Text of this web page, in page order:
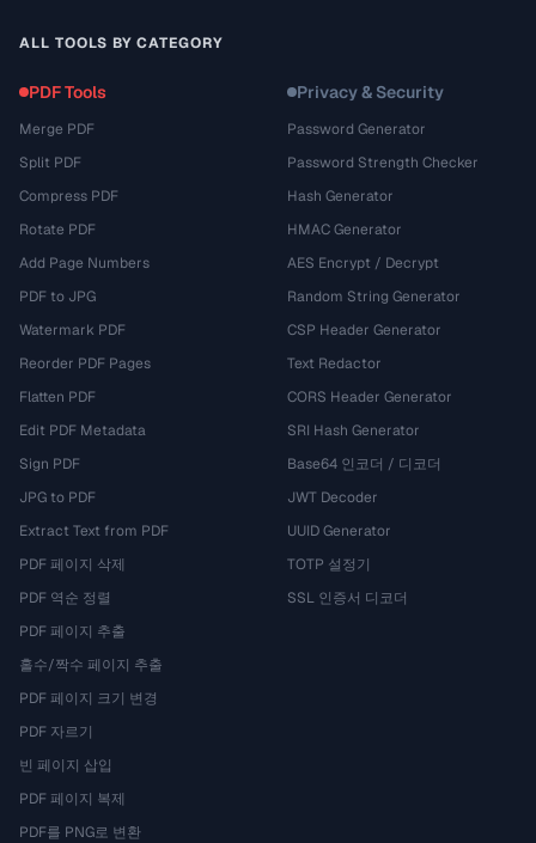
ALL TOOLS BY CATEGORY
PDF Tools
Merge PDF
Split PDF
Compress PDF
Rotate PDF
Add Page Numbers
PDF to JPG
Watermark PDF
Reorder PDF Pages
Flatten PDF
Edit PDF Metadata
Sign PDF
JPG to PDF
Extract Text from PDF
PDF 페이지 삭제
PDF 역순 정렬
PDF 페이지 추출
홀수/짝수 페이지 추출
PDF 페이지 크기 변경
PDF 자르기
빈 페이지 삽입
PDF 페이지 복제
PDF를 PNG로 변환
Privacy & Security
Password Generator
Password Strength Checker
Hash Generator
HMAC Generator
AES Encrypt / Decrypt
Random String Generator
CSP Header Generator
Text Redactor
CORS Header Generator
SRI Hash Generator
Base64 인코더 / 디코더
JWT Decoder
UUID Generator
TOTP 설정기
SSL 인증서 디코더